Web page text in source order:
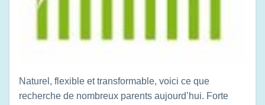
Naturel, flexible et transformable, voici ce que
recherche de nombreux parents aujourd’hui. Forte